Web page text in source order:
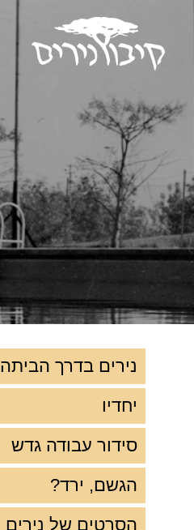
נירים בדרך הביתה
יחדיו
סידור עבודה גדש
הגשם, ירד?
הסרטים של נירים